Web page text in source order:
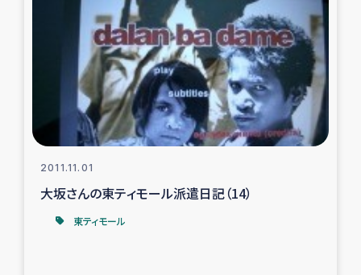
ガザ地区での公園の緑化を通じた支援事業
ガザ地区における被災住民への緊急支援
ガザ地区酪農を通した女性グループの生計支援
ふりかけ普及と食生活改善による栄養改善事業
2011.11.01
大坂さんの東ティモール派遣日記（14）
東ティモール